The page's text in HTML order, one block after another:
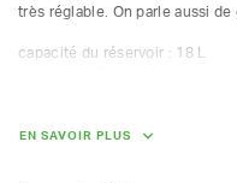
très réglable. On parle aussi de
capacité du réservoir : 18 L
pression réglable entre 0,5 et 7
EN SAVOIR PLUS